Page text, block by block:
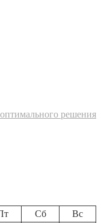
решения
Сб
Вс